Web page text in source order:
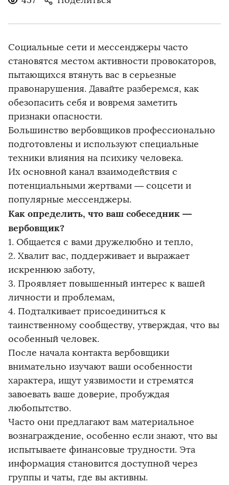
Социальные сети и мессенджеры часто
становятся местом активности провокаторов,
пытающихся втянуть вас в серьезные
правонарушения. Давайте разберемся, как
обезопасить себя и вовремя заметить
признаки опасности.
Большинство вербовщиков профессионально
подготовлены и используют специальные
техники влияния на психику человека.
Их основной канал взаимодействия с
потенциальными жертвами — соцсети и
популярные мессенджеры.
Как определить, что ваш собеседник —
вербовщик?
1. Общается с вами дружелюбно и тепло,
2. Хвалит вас, поддерживает и выражает
искреннюю заботу,
3. Проявляет повышенный интерес к вашей
личности и проблемам,
4. Подталкивает присоединиться к
таинственному сообществу, утверждая, что вы
особенный человек.
После начала контакта вербовщики
внимательно изучают ваши особенности
характера, ищут уязвимости и стремятся
завоевать ваше доверие, пробуждая
любопытство.
Часто они предлагают вам материальное
вознаграждение, особенно если знают, что вы
испытываете финансовые трудности. Эта
информация становится доступной через
группы и чаты, где вы активны.